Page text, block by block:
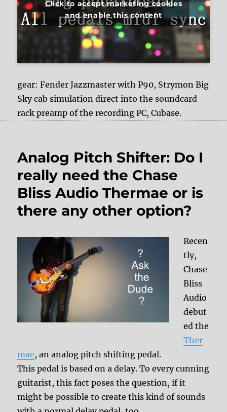
Click to accept marketing cookies
and enable this content
gear: Fender Jazzmaster with P90, Strymon Big
Sky cab simulation direct into the soundcard
rack preamp of the recording PC, Cubase.
Analog Pitch Shifter: Do I
really need the Chase
Bliss Audio Thermae or is
there any other option?
Recen
tly,
Chase
Bliss
Audio
debut
ed the
Ther
mae, an analog pitch shifting pedal.
This pedal is based on a delay. To every cunning
guitarist, this fact poses the question, if it
might be possible to create this kind of sounds